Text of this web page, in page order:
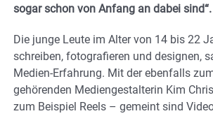
sogar schon von Anfang an dabei sind“.
Die junge Leute im Alter von 14 bis 22
schreiben, fotografieren und designen,
Medien-Erfahrung. Mit der ebenfalls
gehörenden Mediengestalterin Kim
zum Beispiel Reels – gemeint sind